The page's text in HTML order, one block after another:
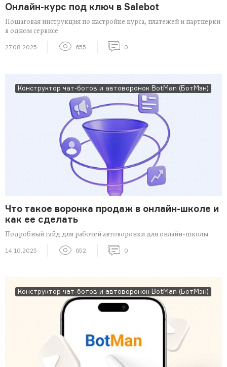
Онлайн-курс под ключ в Salebot
Пошаговая инструкция по настройке курса, платежей и партнерки
в одном сервисе
27.08.2025 655 0
Конструктор чат-ботов и автоворонок BotMan (БотМэн)
Что такое воронка продаж в онлайн-школе и
как ее сделать
Подробный гайд для рабочей автоворонки для онлайн-школы
14.10.2025 652 0
Конструктор чат-ботов и автоворонок BotMan (БотМэн)